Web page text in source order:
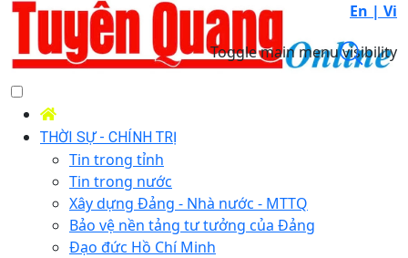
En | Vi
Toggle main menu visibility
THỜI SỰ - CHÍNH TRỊ
Tin trong tỉnh
Tin trong nước
Xây dựng Đảng - Nhà nước - MTTQ
Bảo vệ nền tảng tư tưởng của Đảng
Đạo đức Hồ Chí Minh